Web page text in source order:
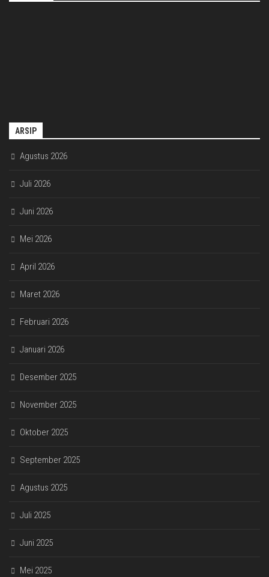
ARSIP
Agustus 2026
Juli 2026
Juni 2026
Mei 2026
April 2026
Maret 2026
Februari 2026
Januari 2026
Desember 2025
November 2025
Oktober 2025
September 2025
Agustus 2025
Juli 2025
Juni 2025
Mei 2025